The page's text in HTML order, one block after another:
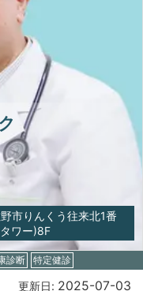
市りんくう往来北1番
ワー)8F
診断 特定健診
更新日: 2025-07-03